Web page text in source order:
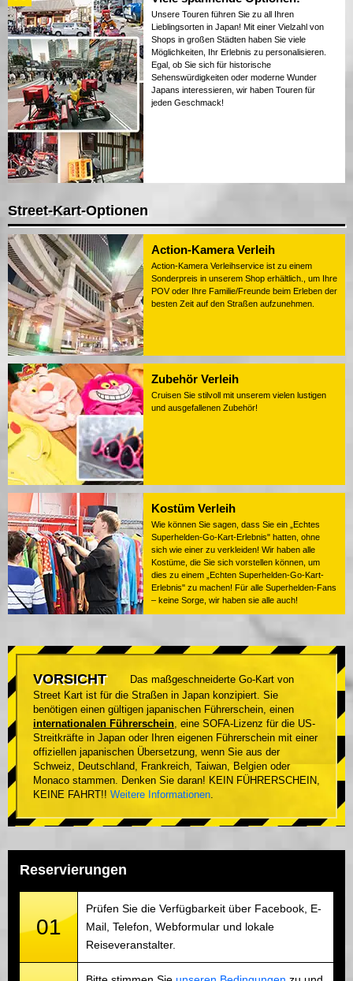
Unsere Touren führen Sie zu all Ihren
Lieblingsorten in Japan! Mit einer Vielzahl von
Shops in großen Städten haben Sie viele
Möglichkeiten, Ihr Erlebnis zu personalisieren.
Egal, ob Sie sich für historische
Sehenswürdigkeiten oder moderne Wunder
Japans interessieren, wir haben Touren für
jeden Geschmack!
Street-Kart-Optionen
Action-Kamera Verleih
Action-Kamera Verleihservice ist zu einem
Sonderpreis in unserem Shop erhältlich., um Ihre
POV oder Ihre Familie/Freunde beim Erleben der
besten Zeit auf den Straßen aufzunehmen.
Zubehör Verleih
Cruisen Sie stilvoll mit unserem vielen lustigen
und ausgefallenen Zubehör!
Kostüm Verleih
Wie können Sie sagen, dass Sie ein „Echtes
Superhelden-Go-Kart-Erlebnis" hatten, ohne
sich wie einer zu verkleiden! Wir haben alle
Kostüme, die Sie sich vorstellen können, um
dies zu einem „Echten Superhelden-Go-Kart-
Erlebnis" zu machen! Für alle Superhelden-Fans
– keine Sorge, wir haben sie alle auch!
VORSICHT
Das maßgeschneiderte Go-Kart von
Street Kart ist für die Straßen in Japan konzipiert. Sie
benötigen einen gültigen japanischen Führerschein, einen
internationalen Führerschein, eine SOFA-Lizenz für die US-
Streitkräfte in Japan oder Ihren eigenen Führerschein mit einer
offiziellen japanischen Übersetzung, wenn Sie aus der
Schweiz, Deutschland, Frankreich, Taiwan, Belgien oder
Monaco stammen. Denken Sie daran! KEIN FÜHRERSCHEIN,
KEINE FAHRT!! Weitere Informationen.
Reservierungen
01
Prüfen Sie die Verfügbarkeit über Facebook, E-
Mail, Telefon, Webformular und lokale
Reiseveranstalter.